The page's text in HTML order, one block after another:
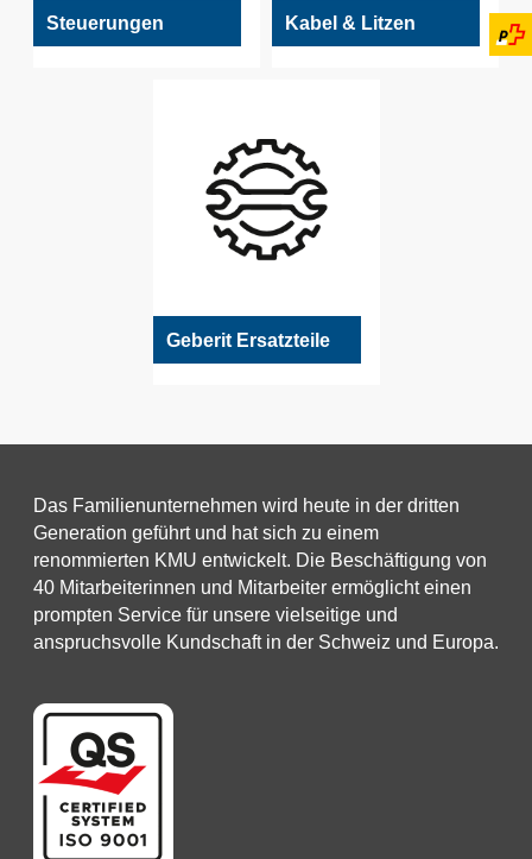
Steuerungen Kabel & Litzen
Geberit Ersatzteile
Das Familienunternehmen wird heute in der dritten
Generation geführt und hat sich zu einem
renommierten KMU entwickelt. Die Beschäftigung von
40 Mitarbeiterinnen und Mitarbeiter ermöglicht einen
prompten Service für unsere vielseitige und
anspruchsvolle Kundschaft in der Schweiz und Europa.